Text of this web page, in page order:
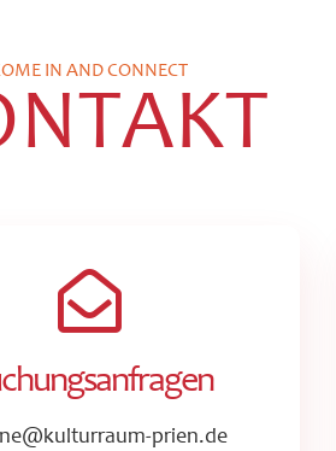
IN AND CONNECT
prien.de